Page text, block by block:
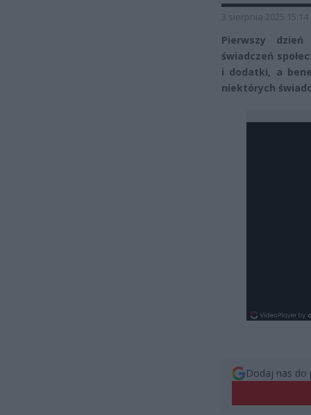
3 sierpnia 2025 15:14
Pierwszy
świadczeń
i dodatki, a
niektórych
Dodaj nas do